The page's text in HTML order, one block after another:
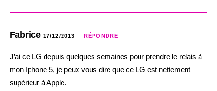
Fabrice 17/12/2013 RÉPONDRE
J’ai ce LG depuis quelques semaines pour prendre le relais à
mon Iphone 5, je peux vous dire que ce LG est nettement
supérieur à Apple.